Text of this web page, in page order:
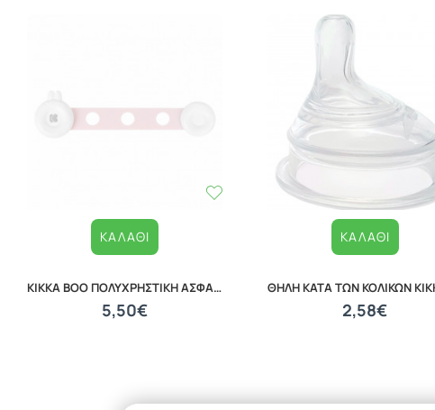
KIKKA BOO ΠΟΛΥΧΡΗΣΤΙΚΗ ΑΣΦΑΛΕΙΑ 2 ΤΕΜΑΧΙΑ PINK 31108030025
5,50€
ΚΑΛΆΘΙ
2,58€
ΚΑΛΆΘΙ